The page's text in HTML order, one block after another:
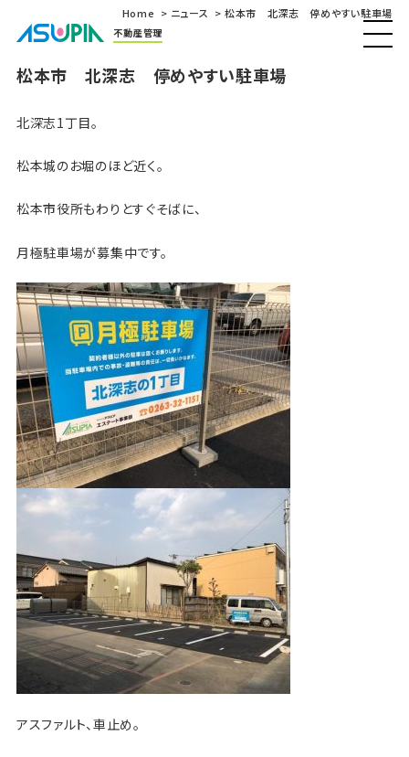
不動産管理
Home ニュース 松本市 北深志 停めやすい駐車場
松本市 北深志 停めやすい駐車場
北深志1丁目。
松本城のお堀のほど近く。
松本市役所もわりとすぐそばに、
月極駐車場が募集中です。
アスファルト、車止め。